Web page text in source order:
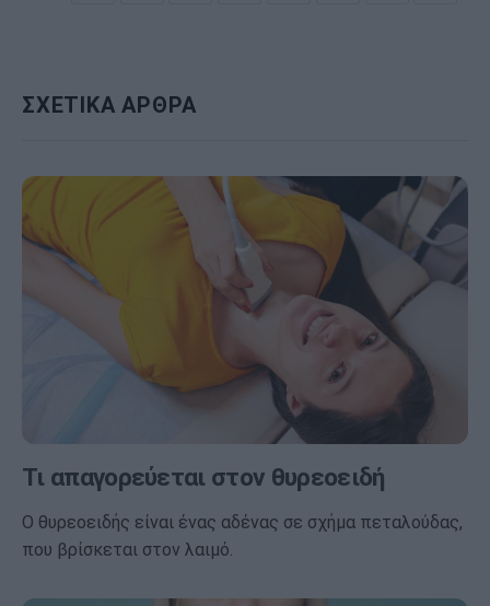
ΣΧΕΤΙΚΑ ΑΡΘΡΑ
Τι απαγορεύεται στον θυρεοειδή
Ο θυρεοειδής είναι ένας αδένας σε σχήμα πεταλούδας,
που βρίσκεται στον λαιμό.